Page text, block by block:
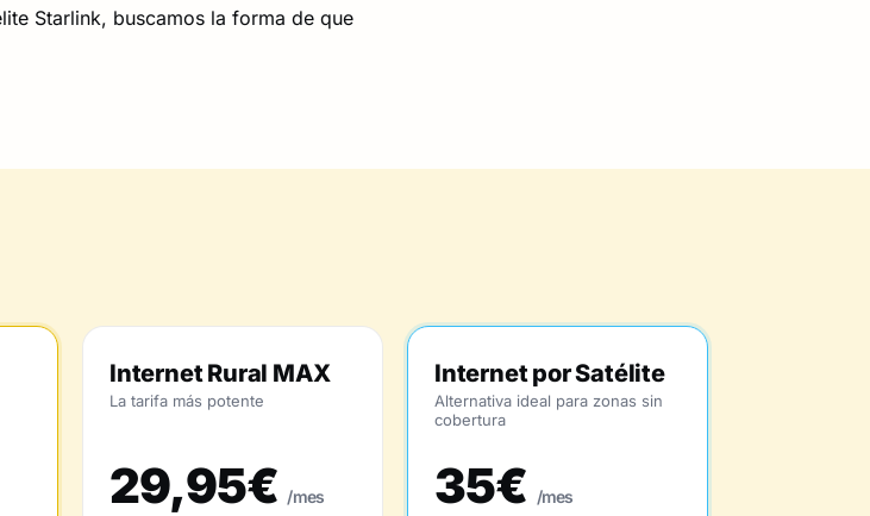
Starlink, buscamos la forma de que
Internet Rural MAX
La tarifa más potente
29,95€ /mes
Internet por Satélite
Alternativa ideal para zonas sin
cobertura
35€ /mes